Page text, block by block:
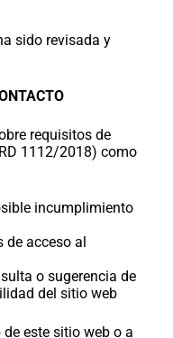
sido revisada y
requisitos de
1112/2018) como
incumplimiento
de acceso al
o sugerencia de
del sitio web
de este sitio web o a